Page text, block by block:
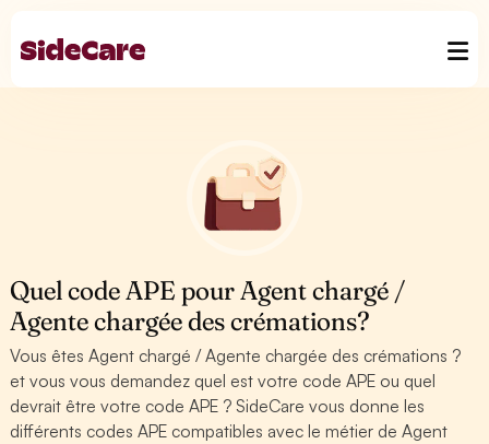
Quel code APE pour Agent chargé /
Agente chargée des crémations?
Vous êtes Agent chargé / Agente chargée des crémations ?
et vous vous demandez quel est votre code APE ou quel
devrait être votre code APE ? SideCare vous donne les
différents codes APE compatibles avec le métier de Agent